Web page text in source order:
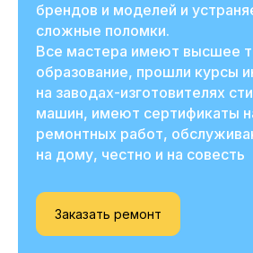
брендов и моделей и
сложные поломки.
Все мастера имеют высшее
образование, прошли курсы
на заводах-изготовителях
машин, имеют сертификаты
ремонтных работ,
на дому, честно и на совесть
Заказать ремонт